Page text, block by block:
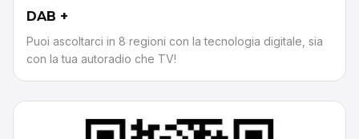
DAB +
Puoi ascoltarci in 8 regioni con la tecnologia digitale, sia
con la tua autoradio che TV!